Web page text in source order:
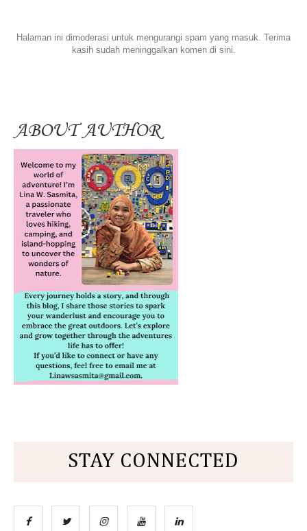
Halaman ini dimoderasi untuk mengurangi spam yang masuk. Terima
kasih sudah meninggalkan komen di sini.
ABOUT AUTHOR
STAY CONNECTED